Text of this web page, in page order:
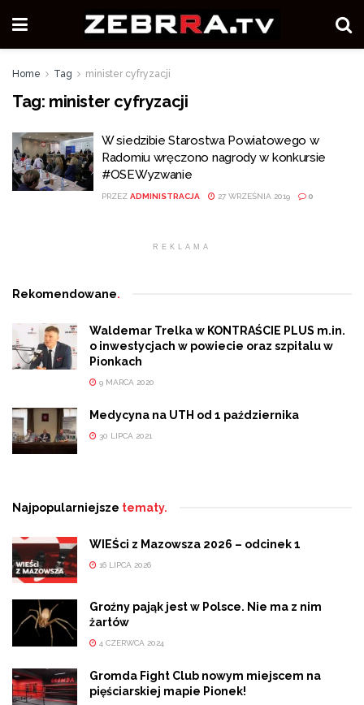
Home Tag minister cyfryzacji
Tag: minister cyfryzacji
W siedzibie Starostwa Powiatowego w
Radomiu wręczono nagrody w konkursie
#OSEWyzwanie
PRZEZ ADMINISTRACJA 27 WRZEŚNIA 2019 0
REKLAMA
Rekomendowane.
Waldemar Trelka w KONTRAŚCIE PLUS m.in.
o inwestycjach w powiecie oraz szpitalu w
Pionkach
9 MARCA 2020
Medycyna na UTH od 1 października
30 LIPCA 2021
Najpopularniejsze tematy.
WIEŚci z Mazowsza 2026 – odcinek 1
16 LIPCA 2026
Groźny pająk jest w Polsce. Nie ma z nim
żartów
4 CZERWCA 2024
Gromda Fight Club nowym miejscem na
pięściarskiej mapie Pionek!